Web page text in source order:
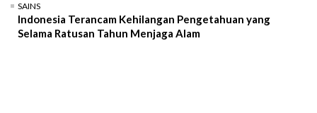
SAINS
Indonesia Terancam Kehilangan Pengetahuan yang
Selama Ratusan Tahun Menjaga Alam